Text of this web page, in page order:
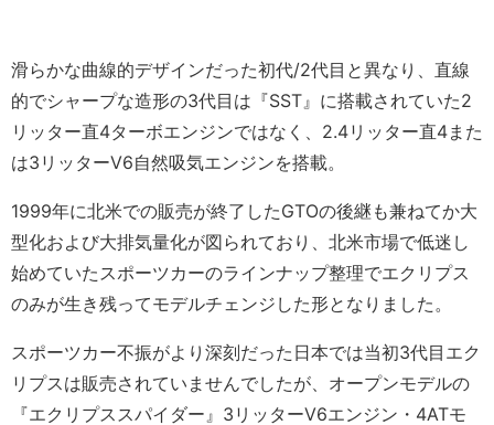
滑らかな曲線的デザインだった初代/2代目と異なり、直線
的でシャープな造形の3代目は『SST』に搭載されていた2
リッター直4ターボエンジンではなく、2.4リッター直4また
は3リッターV6自然吸気エンジンを搭載。
1999年に北米での販売が終了したGTOの後継も兼ねてか大
型化および大排気量化が図られており、北米市場で低迷し
始めていたスポーツカーのラインナップ整理でエクリプス
のみが生き残ってモデルチェンジした形となりました。
スポーツカー不振がより深刻だった日本では当初3代目エク
リプスは販売されていませんでしたが、オープンモデルの
『エクリプススパイダー』3リッターV6エンジン・4ATモ